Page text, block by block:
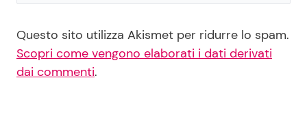
Questo sito utilizza Akismet per ridurre lo spam.
Scopri come vengono elaborati i dati derivati
dai commenti.